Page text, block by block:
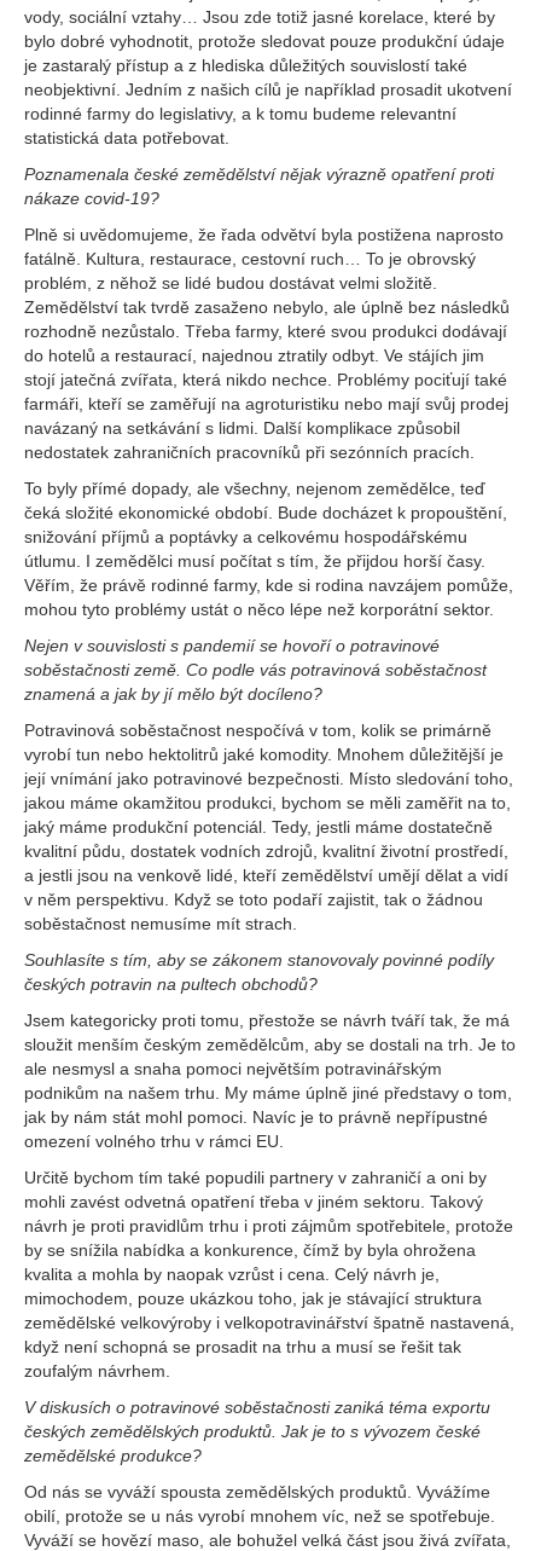
vody, sociální vztahy… Jsou zde totiž jasné korelace, které by
bylo dobré vyhodnotit, protože sledovat pouze produkční údaje
je zastaralý přístup a z hlediska důležitých souvislostí také
neobjektivní. Jedním z našich cílů je například prosadit ukotvení
rodinné farmy do legislativy, a k tomu budeme relevantní
statistická data potřebovat.
Poznamenala české zemědělství nějak výrazně opatření proti
nákaze covid-19?
Plně si uvědomujeme, že řada odvětví byla postižena naprosto
fatálně. Kultura, restaurace, cestovní ruch… To je obrovský
problém, z něhož se lidé budou dostávat velmi složitě.
Zemědělství tak tvrdě zasaženo nebylo, ale úplně bez následků
rozhodně nezůstalo. Třeba farmy, které svou produkci dodávají
do hotelů a restaurací, najednou ztratily odbyt. Ve stájích jim
stojí jatečná zvířata, která nikdo nechce. Problémy pociťují také
farmáři, kteří se zaměřují na agroturistiku nebo mají svůj prodej
navázaný na setkávání s lidmi. Další komplikace způsobil
nedostatek zahraničních pracovníků při sezónních pracích.
To byly přímé dopady, ale všechny, nejenom zemědělce, teď
čeká složité ekonomické období. Bude docházet k propouštění,
snižování příjmů a poptávky a celkovému hospodářskému
útlumu. I zemědělci musí počítat s tím, že přijdou horší časy.
Věřím, že právě rodinné farmy, kde si rodina navzájem pomůže,
mohou tyto problémy ustát o něco lépe než korporátní sektor.
Nejen v souvislosti s pandemií se hovoří o potravinové
soběstačnosti země. Co podle vás potravinová soběstačnost
znamená a jak by jí mělo být docíleno?
Potravinová soběstačnost nespočívá v tom, kolik se primárně
vyrobí tun nebo hektolitrů jaké komodity. Mnohem důležitější je
její vnímání jako potravinové bezpečnosti. Místo sledování toho,
jakou máme okamžitou produkci, bychom se měli zaměřit na to,
jaký máme produkční potenciál. Tedy, jestli máme dostatečně
kvalitní půdu, dostatek vodních zdrojů, kvalitní životní prostředí,
a jestli jsou na venkově lidé, kteří zemědělství umějí dělat a vidí
v něm perspektivu. Když se toto podaří zajistit, tak o žádnou
soběstačnost nemusíme mít strach.
Souhlasíte s tím, aby se zákonem stanovovaly povinné podíly
českých potravin na pultech obchodů?
Jsem kategoricky proti tomu, přestože se návrh tváří tak, že má
sloužit menším českým zemědělcům, aby se dostali na trh. Je to
ale nesmysl a snaha pomoci největším potravinářským
podnikům na našem trhu. My máme úplně jiné představy o tom,
jak by nám stát mohl pomoci. Navíc je to právně nepřípustné
omezení volného trhu v rámci EU.
Určitě bychom tím také popudili partnery v zahraničí a oni by
mohli zavést odvetná opatření třeba v jiném sektoru. Takový
návrh je proti pravidlům trhu i proti zájmům spotřebitele, protože
by se snížila nabídka a konkurence, čímž by byla ohrožena
kvalita a mohla by naopak vzrůst i cena. Celý návrh je,
mimochodem, pouze ukázkou toho, jak je stávající struktura
zemědělské velkovýroby i velkopotravinářství špatně nastavená,
když není schopná se prosadit na trhu a musí se řešit tak
zoufalým návrhem.
V diskusích o potravinové soběstačnosti zaniká téma exportu
českých zemědělských produktů. Jak je to s vývozem české
zemědělské produkce?
Od nás se vyváží spousta zemědělských produktů. Vyvážíme
obilí, protože se u nás vyrobí mnohem víc, než se spotřebuje.
Vyváží se hovězí maso, ale bohužel velká část jsou živá zvířata,